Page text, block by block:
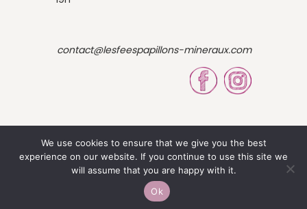
contact@lesfeespapillons-mineraux.com
We use cookies to ensure that we give you the best
experience on our website. If you continue to use this site we
will assume that you are happy with it.
Ok